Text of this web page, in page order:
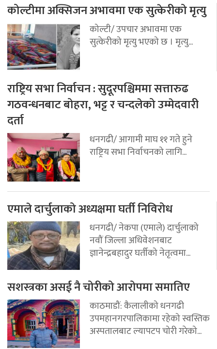
कोल्टीमा अक्सिजन अभावमा एक सुत्केरीको मृत्यु
कोल्टी/ उपचार अभावमा एक
सुत्केरीको मृत्यु भएको छ । मृत्यु...
राष्ट्रिय सभा निर्वाचन : सुदूरपश्चिममा सत्तारुढ
गठवन्धनबाट बोहरा, भट्ट र चन्दलेको उम्मेदवारी
दर्ता
धनगढी/ आगामी माघ ११ गते हुने
राष्ट्रिय सभा निर्वाचनको लागि...
एमाले दार्चुलाको अध्यक्षमा घर्ती निविरोध
धनगढी/ नेकपा (एमाले) दार्चुलाको
नवौं जिल्ला अधिवेशनबाट
ज्ञानेन्द्रबहादुर घर्तीको नेतृत्वमा...
सशस्त्रका असई नै चोरीको आरोपमा समातिए
काठमाडौं: कैलालीको धनगढी
उपमहानगरपालिकामा रहेको स्वस्तिक
अस्पतालबाट ल्यापटप चोरी गरेको...